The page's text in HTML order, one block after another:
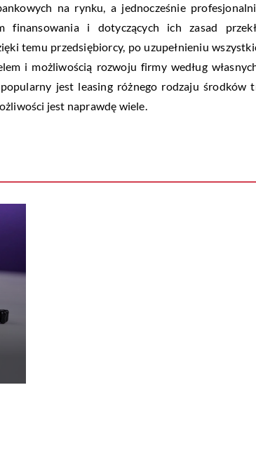
na rynku, a jednocześnie
finansowania i dotyczących ich zasad
temu przedsiębiorcy, po uzupełnieniu
i możliwością rozwoju firmy według
jest leasing różnego rodzaju środków
jest naprawdę wiele.